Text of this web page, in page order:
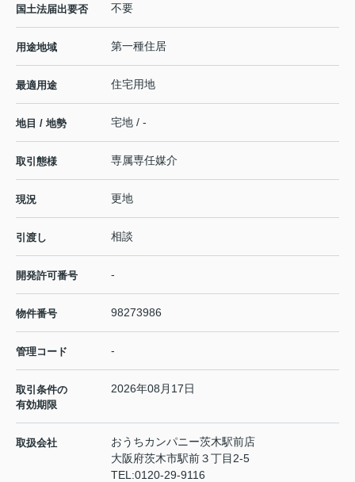
国土法届出要否 不要
用途地域 第一種住居
最適用途 住宅用地
地目 / 地勢 宅地 / -
取引態様 専属専任媒介
現況 更地
引渡し 相談
開発許可番号 -
物件番号 98273986
管理コード -
取引条件の
有効期限
2026年08月17日
取扱会社
おうちカンパニー茨木駅前店
大阪府茨木市駅前３丁目2-5
TEL:0120-29-9116